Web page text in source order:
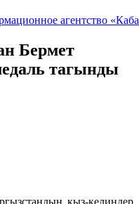
Бермет
тагынды
кыз-келиндер